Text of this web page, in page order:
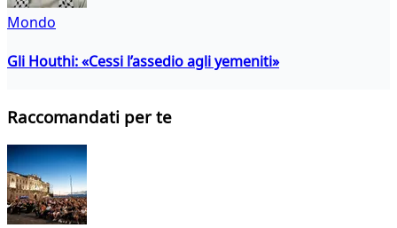
Mondo
Gli Houthi: «Cessi l’assedio agli yemeniti»
Raccomandati per te